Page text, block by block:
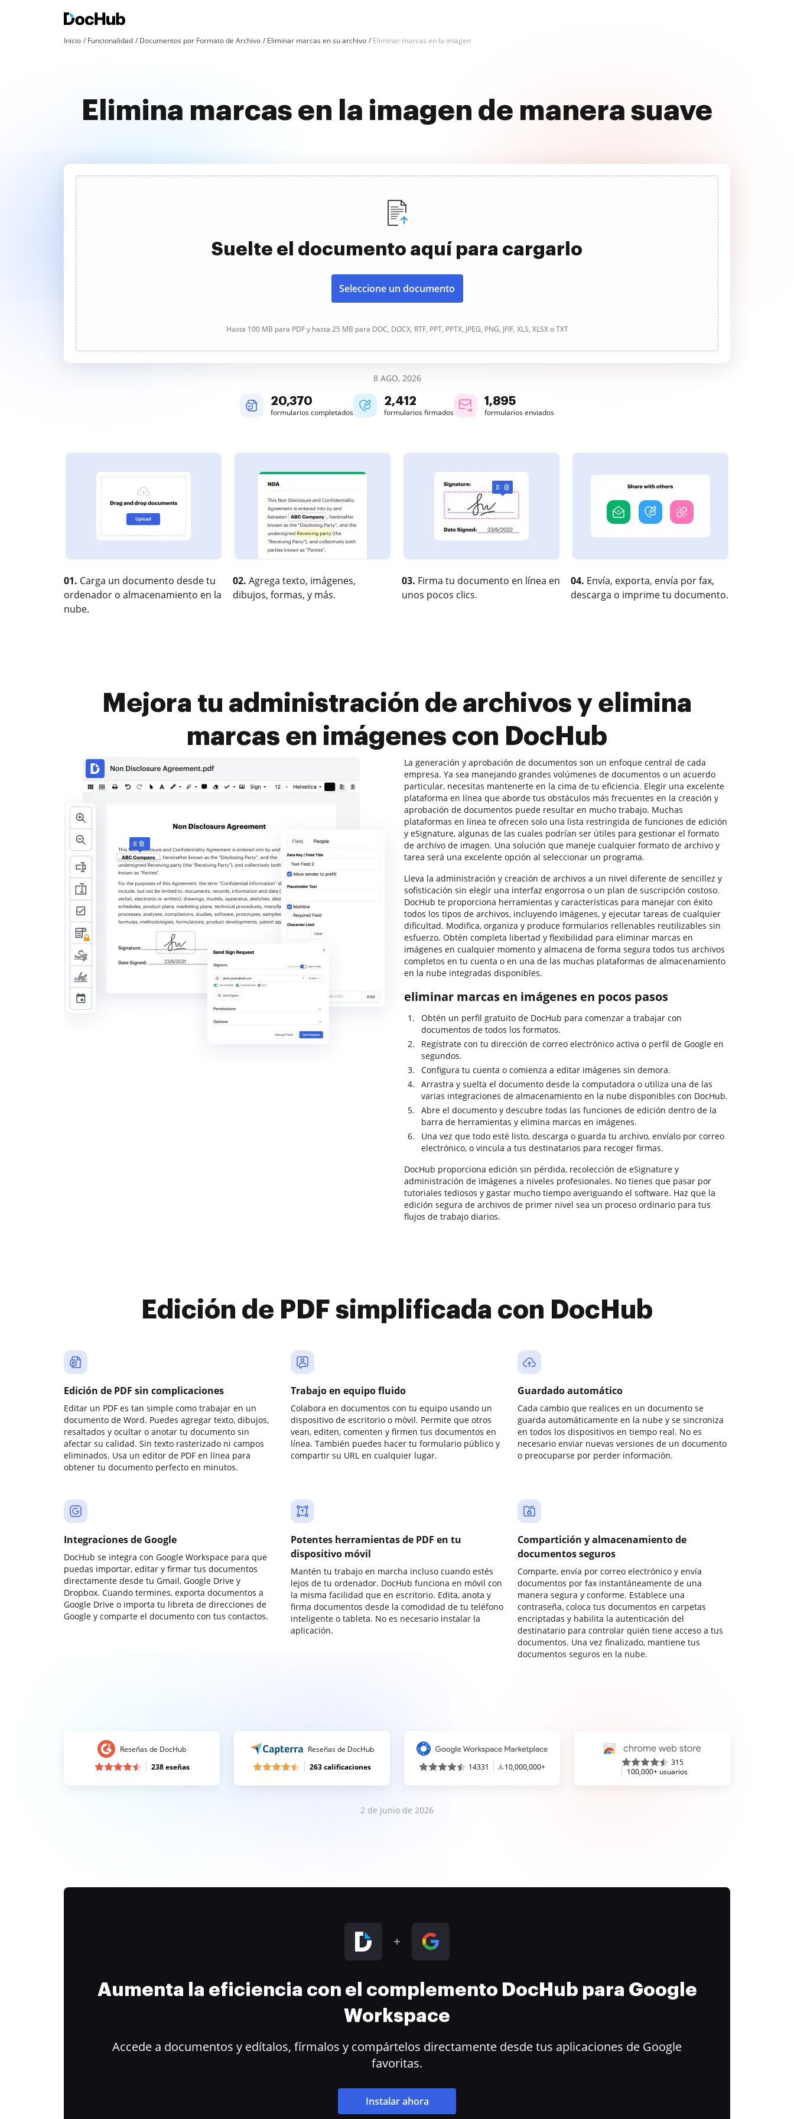
Inicio Funcionalidad Documentos por Formato de Archivo Eliminar marcas en su archivo Eliminar marcas en la imagen
Elimina marcas en la imagen de manera suave
Suelte el documento aquí para cargarlo
Seleccione un documento
Hasta 100 MB para PDF y hasta 25 MB para DOC, DOCX, RTF, PPT, PPTX, JPEG, PNG, JFIF, XLS, XLSX o TXT
8 AGO, 2026
20,372
formularios completados
2,412
formularios firmados
1,895
formularios enviados
01. Carga un documento desde tu
ordenador o almacenamiento en la
nube.
02. Agrega texto, imágenes,
dibujos, formas, y más.
03. Firma tu documento en línea en
unos pocos clics.
04. Envía, exporta, envía por fax,
descarga o imprime tu documento.
Mejora tu administración de archivos y elimina
marcas en imágenes con DocHub
La generación y aprobación de documentos son un enfoque central de cada
empresa. Ya sea manejando grandes volúmenes de documentos o un acuerdo
particular, necesitas mantenerte en la cima de tu eficiencia. Elegir una excelente
plataforma en línea que aborde tus obstáculos más frecuentes en la creación y
aprobación de documentos puede resultar en mucho trabajo. Muchas
plataformas en línea te ofrecen solo una lista restringida de funciones de edición
y eSignature, algunas de las cuales podrían ser útiles para gestionar el formato
de archivo de imagen. Una solución que maneje cualquier formato de archivo y
tarea será una excelente opción al seleccionar un programa.
Lleva la administración y creación de archivos a un nivel diferente de sencillez y
sofisticación sin elegir una interfaz engorrosa o un plan de suscripción costoso.
DocHub te proporciona herramientas y características para manejar con éxito
todos los tipos de archivos, incluyendo imágenes, y ejecutar tareas de cualquier
dificultad. Modifica, organiza y produce formularios rellenables reutilizables sin
esfuerzo. Obtén completa libertad y flexibilidad para eliminar marcas en
imágenes en cualquier momento y almacena de forma segura todos tus archivos
completos en tu cuenta o en una de las muchas plataformas de almacenamiento
en la nube integradas disponibles.
eliminar marcas en imágenes en pocos pasos
Obtén un perfil gratuito de DocHub para comenzar a trabajar con
documentos de todos los formatos.
Regístrate con tu dirección de correo electrónico activa o perfil de Google en
segundos.
Configura tu cuenta o comienza a editar imágenes sin demora.
Arrastra y suelta el documento desde la computadora o utiliza una de las
varias integraciones de almacenamiento en la nube disponibles con DocHub.
Abre el documento y descubre todas las funciones de edición dentro de la
barra de herramientas y elimina marcas en imágenes.
Una vez que todo esté listo, descarga o guarda tu archivo, envíalo por correo
electrónico, o vincula a tus destinatarios para recoger firmas.
DocHub proporciona edición sin pérdida, recolección de eSignature y
administración de imágenes a niveles profesionales. No tienes que pasar por
tutoriales tediosos y gastar mucho tiempo averiguando el software. Haz que la
edición segura de archivos de primer nivel sea un proceso ordinario para tus
flujos de trabajo diarios.
Edición de PDF simplificada con DocHub
Edición de PDF sin complicaciones
Editar un PDF es tan simple como trabajar en un
documento de Word. Puedes agregar texto, dibujos,
resaltados y ocultar o anotar tu documento sin
afectar su calidad. Sin texto rasterizado ni campos
eliminados. Usa un editor de PDF en línea para
obtener tu documento perfecto en minutos.
Trabajo en equipo fluido
Colabora en documentos con tu equipo usando un
dispositivo de escritorio o móvil. Permite que otros
vean, editen, comenten y firmen tus documentos en
línea. También puedes hacer tu formulario público y
compartir su URL en cualquier lugar.
Guardado automático
Cada cambio que realices en un documento se
guarda automáticamente en la nube y se sincroniza
en todos los dispositivos en tiempo real. No es
necesario enviar nuevas versiones de un documento
o preocuparse por perder información.
Integraciones de Google
DocHub se integra con Google Workspace para que
puedas importar, editar y firmar tus documentos
directamente desde tu Gmail, Google Drive y
Dropbox. Cuando termines, exporta documentos a
Google Drive o importa tu libreta de direcciones de
Google y comparte el documento con tus contactos.
Potentes herramientas de PDF en tu
dispositivo móvil
Mantén tu trabajo en marcha incluso cuando estés
lejos de tu ordenador. DocHub funciona en móvil con
la misma facilidad que en escritorio. Edita, anota y
firma documentos desde la comodidad de tu teléfono
inteligente o tableta. No es necesario instalar la
aplicación.
Compartición y almacenamiento de
documentos seguros
Comparte, envía por correo electrónico y envía
documentos por fax instantáneamente de una
manera segura y conforme. Establece una
contraseña, coloca tus documentos en carpetas
encriptadas y habilita la autenticación del
destinatario para controlar quién tiene acceso a tus
documentos. Una vez finalizado, mantiene tus
documentos seguros en la nube.
Reseñas de DocHub
238 eseñas
Reseñas de DocHub
263 calificaciones
14331 10,000,000+
315
100,000+ usuarios
2 de junio de 2026
Aumenta la eficiencia con el complemento DocHub para Google
Workspace
Accede a documentos y edítalos, fírmalos y compártelos directamente desde tus aplicaciones de Google
favoritas.
Instalar ahora